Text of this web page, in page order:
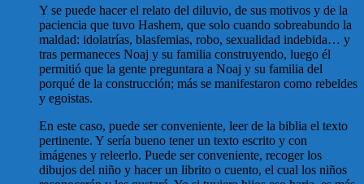
Y se puede hacer el relato del diluvio, de sus motivos y de la
paciencia que tuvo Hashem, que solo cuando sobreabundo la
maldad: idolatrías, blasfemias, robo, sexualidad indebida… y
tras permaneces Noaj y su familia construyendo, luego él
permitió que la gente preguntara a Noaj y su familia del
porqué de la construcción; más se manifestaron como rebeldes
y egoistas.
En este caso, puede ser conveniente, leer de la biblia el texto
pertinente. Y sería bueno tener un texto escrito y con
imágenes y releerlo. Puede ser conveniente, recoger los
dibujos del niño y hacer un librito o cuento, el cual los niños